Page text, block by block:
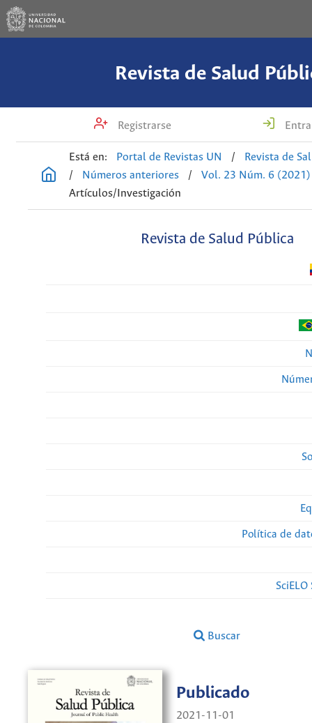
Revista de Salud
Registrarse
Está en: Portal de Revistas UN /
Revista de
/
Números anteriores /
Vol. 23 Núm. 6 (2021)
Artículos/Investigación
Revista de Salud Pública
Política de
Buscar
Publicado
2021-11-01